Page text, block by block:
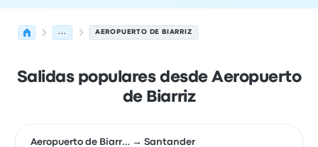
... AEROPUERTO DE BIARRIZ
Salidas populares desde Aeropuerto
de Biarriz
Aeropuerto de Biarr… → Santander